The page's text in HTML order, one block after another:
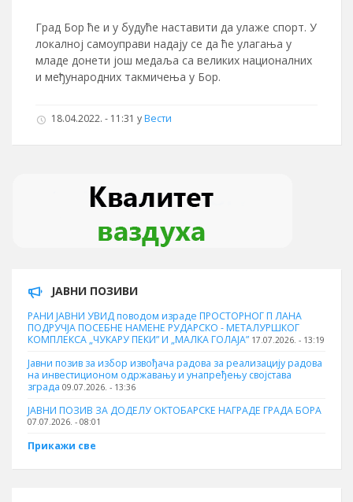
Град Бор ће и у будуће наставити да улаже спорт. У
локалној самоуправи надају се да ће улагања у
младе донети још медаља са великих националних
и међународних такмичења у Бор.
18.04.2022. - 11:31 уВести
ЈАВНИ ПОЗИВИ
РАНИ ЈАВНИ УВИД поводом израде ПРОСТОРНОГ П ЛАНА
ПОДРУЧЈА ПОСЕБНЕ НАМЕНЕ РУДАРСКО - МЕТАЛУРШКОГ
КОМПЛЕКСА „ЧУКАРУ ПЕКИ” И „МАЛКА ГОЛАЈА” 17.07.2026. - 13:19
Јавни позив за избор извођача радова за реализацију радова
на инвестиционом одржавању и унапређењу својстава
зграда 09.07.2026. - 13:36
ЈАВНИ ПОЗИВ ЗА ДОДЕЛУ ОКТOБАРСКЕ НАГРАДЕ ГРАДА БОРА
07.07.2026. - 08:01
Прикажи све